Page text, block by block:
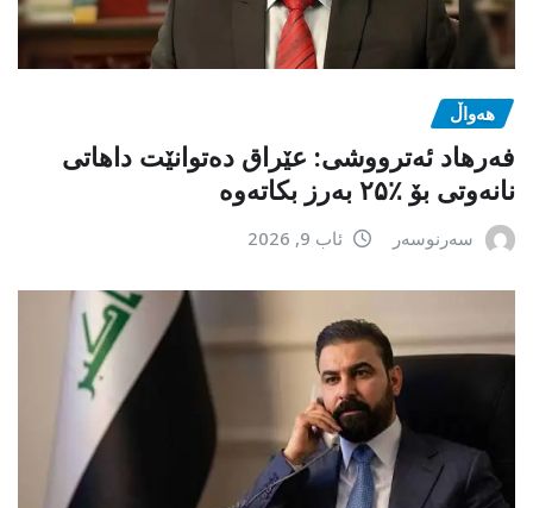
هەواڵ
فەرهاد ئەترووشی: عێراق دەتوانێت داهاتی
نانەوتی بۆ ٪۲۵ بەرز بکاتەوە
سەرنوسەر ئاب 9, 2026